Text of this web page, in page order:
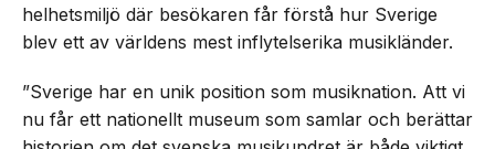
helhetsmiljö där besökaren får förstå hur Sverige
blev ett av världens mest inflytelserika musikländer.
”Sverige har en unik position som musiknation. Att vi
nu får ett nationellt museum som samlar och berättar